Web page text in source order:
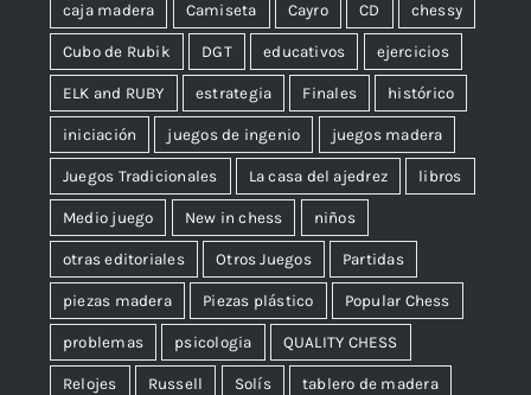
caja madera Camiseta Cayro CD chessy
Cubo de Rubik DGT educativos ejercicios
ELK and RUBY estrategia Finales histórico
iniciación juegos de ingenio juegos madera
Juegos Tradicionales La casa del ajedrez libros
Medio juego New in chess niños
otras editoriales Otros Juegos Partidas
piezas madera Piezas plástico Popular Chess
problemas psicologia QUALITY CHESS
Relojes Russell Solís tablero de madera